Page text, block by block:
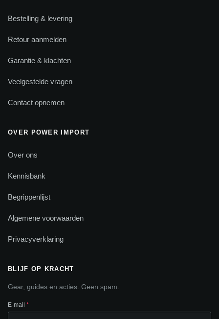
Bestelling & levering
Retour aanmelden
Garantie & klachten
Veelgestelde vragen
Contact opnemen
OVER POWER IMPORT
Over ons
Kennisbank
Begrippenlijst
Algemene voorwaarden
Privacyverklaring
BLIJF OP KRACHT
Gear, guides en acties. Geen spam.
E-mail *